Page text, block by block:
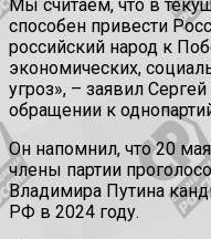
Мы считаем, что в
способен привести
российский народ к
экономических,
угроз», – заявил
обращении к
Он напомнил, что 20
члены партии
Владимира Путина
РФ в 2024 году.